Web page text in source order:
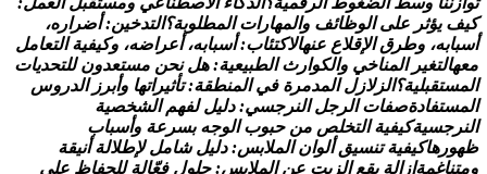
يؤثر على الوظائف والم هارات المطلوبة؟التدخين: أضراره،
به، وطر ق ال قلع عنها لكتئاب: أسبابه، أعراضه، وكيف ية التعامل
لتغير المن خي والك وارث ال طبيعية: هل نحن مست عدون للتحديات
تقبلية؟الزلزل المدمرة في ا لمنطقة: تأثيراتها وأبر ز الد ر وس
تفادةصفات الرجل لنرجسي: دليل لفهم الشخصية
جسي ةكيفية التخلص من حبوب الوجه بسر عة و أسب اب
رهاكي فية تنسيق ألوان الملبس: دليل شامل لطللة أنيقة
اغمةإزالة بقع ا لزيت عن لملبس: حلول فعال ة للحفاظ على